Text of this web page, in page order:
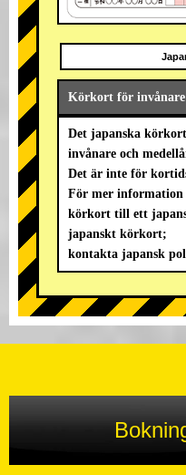
Körkort för invånare
Det japanska
invånare och
Det är inte för
För mer
körkort till ett
japanskt körkort;
kontakta japansk